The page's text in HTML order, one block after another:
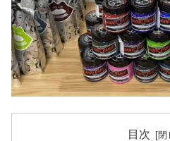
目次